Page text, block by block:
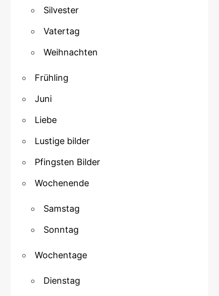
Silvester
Vatertag
Weihnachten
Frühling
Juni
Liebe
Lustige bilder
Pfingsten Bilder
Wochenende
Samstag
Sonntag
Wochentage
Dienstag